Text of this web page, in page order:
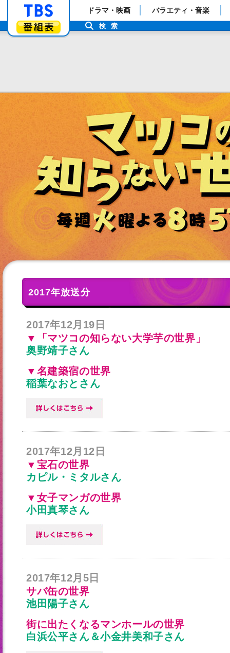
「TBSテレビ」トップページ
番組表
ドラマ・映画 バラエティ・音楽
検索
2017年放送分
2017年12月19日
▼「マツコの知らない大学芋の世界」
奥野靖子さん
▼名建築宿の世界
稲葉なおとさん
2017年12月12日
▼宝石の世界
カピル・ミタルさん
▼女子マンガの世界
小田真琴さん
2017年12月5日
サバ缶の世界
池田陽子さん
街に出たくなるマンホールの世界
白浜公平さん＆小金井美和子さん